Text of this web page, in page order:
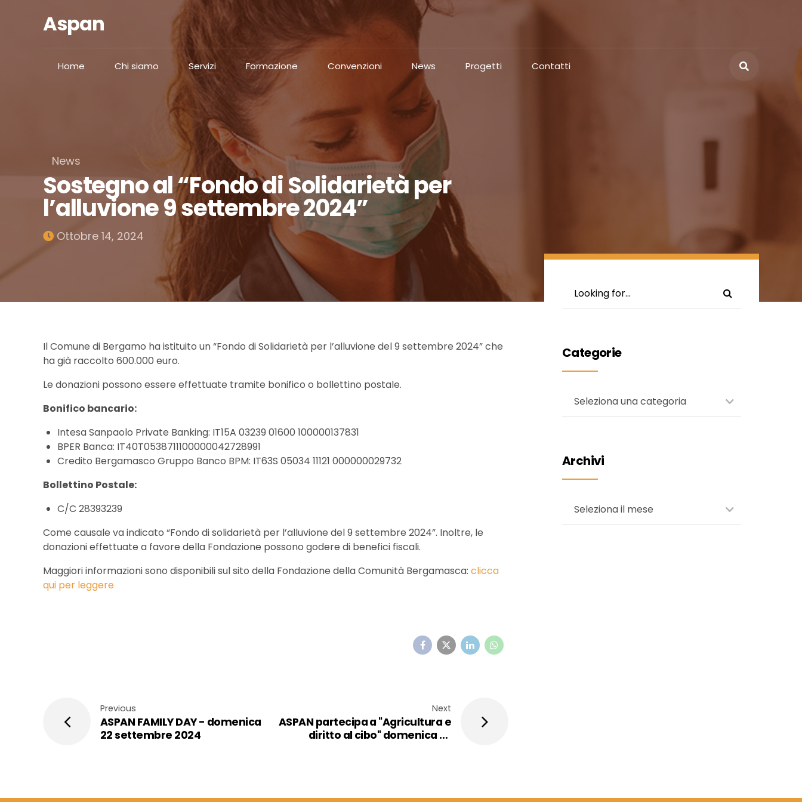
Aspan
Home Chi siamo Servizi Formazione Convenzioni News Progetti Contatti
News
Sostegno al “Fondo di Solidarietà per
l’alluvione 9 settembre 2024”
Ottobre 14, 2024
Il Comune di Bergamo ha istituito un “Fondo di Solidarietà per l’alluvione del 9 settembre 2024” che
ha già raccolto 600.000 euro.
Le donazioni possono essere effettuate tramite bonifico o bollettino postale.
Bonifico bancario:
Intesa Sanpaolo Private Banking: IT15A 03239 01600 100000137831
BPER Banca: IT40T0538711100000042728991
Credito Bergamasco Gruppo Banco BPM: IT63S 05034 11121 000000029732
Bollettino Postale:
C/C 28393239
Come causale va indicato “Fondo di solidarietà per l’alluvione del 9 settembre 2024”. Inoltre, le
donazioni effettuate a favore della Fondazione possono godere di benefici fiscali.
Maggiori informazioni sono disponibili sul sito della Fondazione della Comunità Bergamasca: clicca
qui per leggere
Previous
ASPAN FAMILY DAY - domenica
22 settembre 2024
Next
ASPAN partecipa a "Agricultura e
diritto al cibo" domenica 27
Categorie
Seleziona una categoria
Archivi
Seleziona il mese